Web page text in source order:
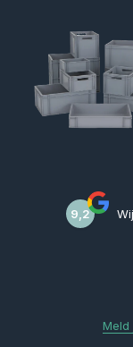
9,2